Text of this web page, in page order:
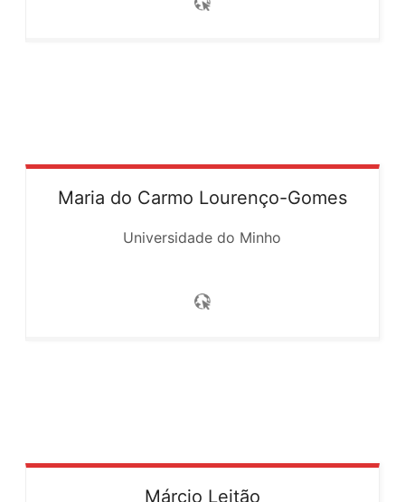
Maria do Carmo Lourenço-Gomes
Universidade do Minho
Márcio Leitão